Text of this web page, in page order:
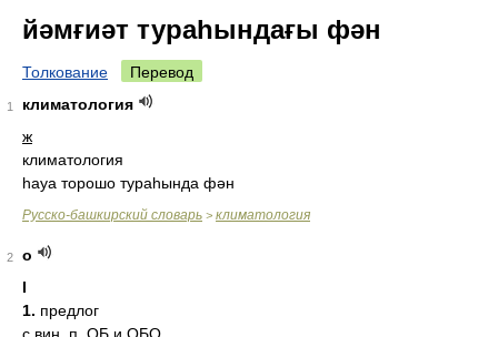
йәмғиәт тураһындағы фән
Толкование Перевод
1
климатология
ж
климатология
һауа торошо тураһында фән
Русско-башкирский словарь > климатология
2
о
I
1. предлог